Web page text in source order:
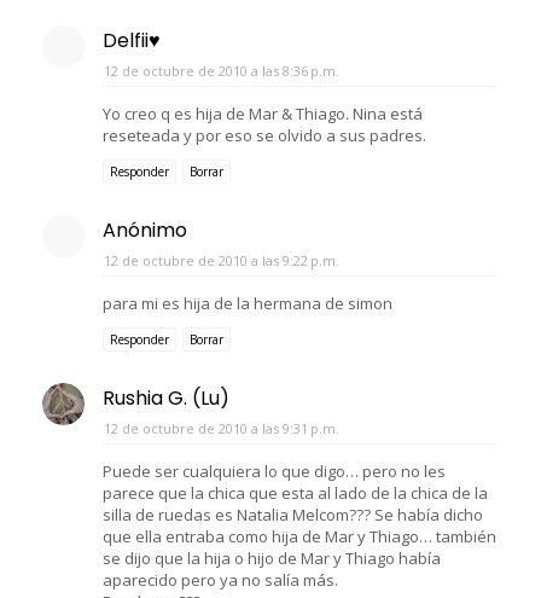
Delfii♥
12 de octubre de 2010 a las 8:36 p.m.
Yo creo q es hija de Mar & Thiago. Nina está
reseteada y por eso se olvido a sus padres.
Responder Borrar
Anónimo
12 de octubre de 2010 a las 9:22 p.m.
para mi es hija de la hermana de simon
Responder Borrar
Rushia G. (Lu)
12 de octubre de 2010 a las 9:31 p.m.
Puede ser cualquiera lo que digo… pero no les
parece que la chica que esta al lado de la chica de la
silla de ruedas es Natalia Melcom??? Se había dicho
que ella entraba como hija de Mar y Thiago… también
se dijo que la hija o hijo de Mar y Thiago había
aparecido pero ya no salía más.